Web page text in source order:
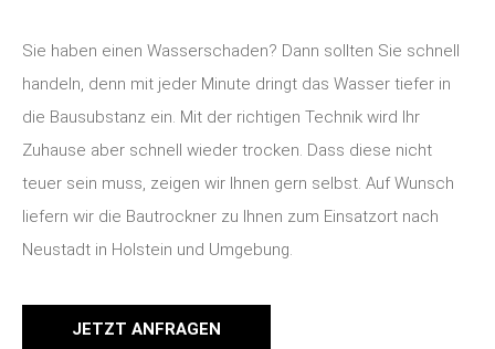
Sie haben einen Wasserschaden? Dann sollten Sie schnell
handeln, denn mit jeder Minute dringt das Wasser tiefer in
die Bausubstanz ein. Mit der richtigen Technik wird Ihr
Zuhause aber schnell wieder trocken. Dass diese nicht
teuer sein muss, zeigen wir Ihnen gern selbst. Auf Wunsch
liefern wir die Bautrockner zu Ihnen zum Einsatzort nach
Neustadt in Holstein und Umgebung.
JETZT ANFRAGEN